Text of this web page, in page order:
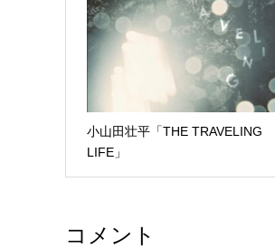
小山田壮平「THE TRAVELING
LIFE」
コメント